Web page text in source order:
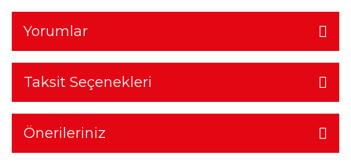
Yorumlar
Taksit Seçenekleri
Önerileriniz